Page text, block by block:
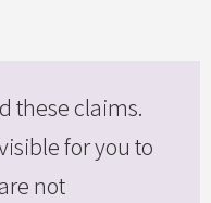
these claims.
for you to
not